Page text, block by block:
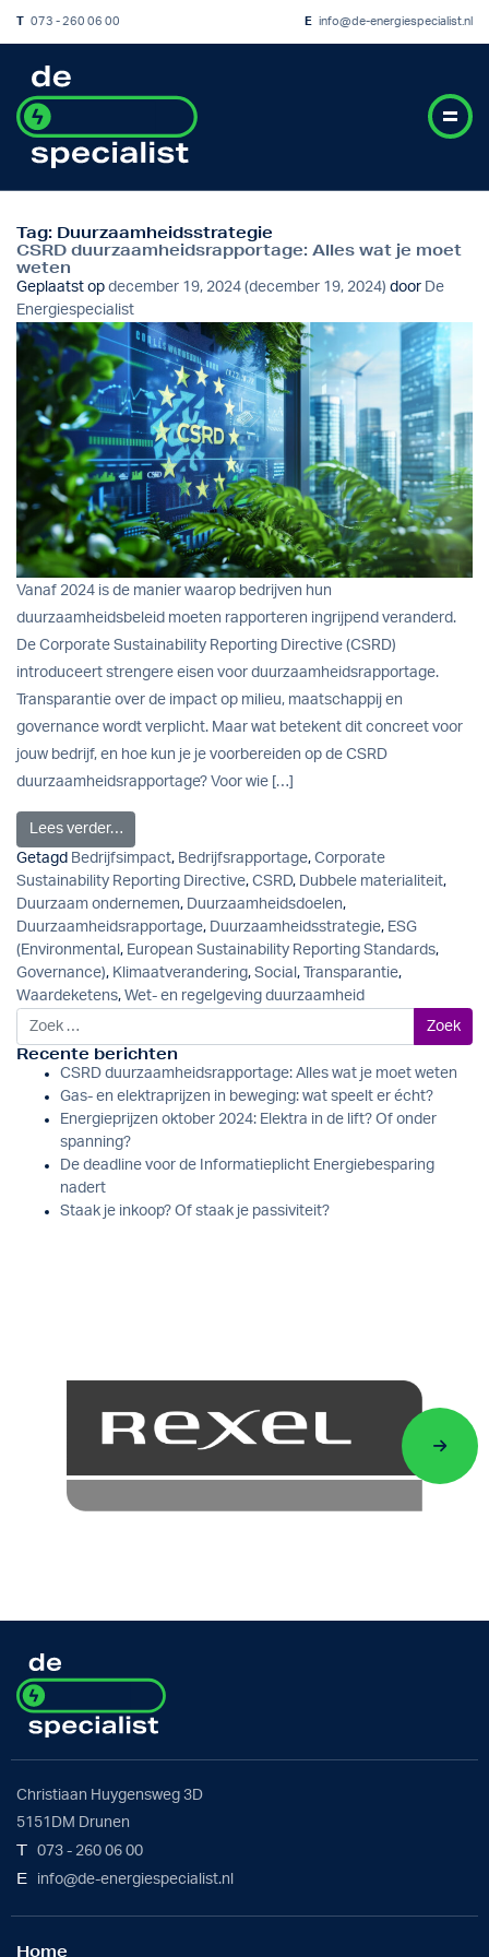
073 - 260 06 00 E info@de-energiespecialist.nl
Tag: Duurzaamheidsstrategie
CSRD duurzaamheidsrapportage: Alles wat je moet
weten
Geplaatst op december 19, 2024 (december 19, 2024) door De
Energiespecialist
Vanaf 2024 is de manier waarop bedrijven hun
duurzaamheidsbeleid moeten rapporteren ingrijpend veranderd.
De Corporate Sustainability Reporting Directive (CSRD)
introduceert strengere eisen voor duurzaamheidsrapportage.
Transparantie over de impact op milieu, maatschappij en
governance wordt verplicht. Maar wat betekent dit concreet voor
jouw bedrijf, en hoe kun je je voorbereiden op de CSRD
duurzaamheidsrapportage? Voor wie […]
Lees verder…from CSRD duurzaamheidsrapportage: Alles wat je
Getagd Bedrijfsimpact, Bedrijfsrapportage, Corporate
Sustainability Reporting Directive, CSRD, Dubbele materialiteit,
Duurzaam ondernemen, Duurzaamheidsdoelen,
Duurzaamheidsrapportage, Duurzaamheidsstrategie, ESG
(Environmental , European Sustainability Reporting Standards,
Governance), Klimaatverandering, Social , Transparantie,
Waardeketens, Wet- en regelgeving duurzaamheid
Zoek naar:
Recente berichten
CSRD duurzaamheidsrapportage: Alles wat je moet weten
Gas- en elektraprijzen in beweging: wat speelt er écht?
Energieprijzen oktober 2024: Elektra in de lift? Of onder
spanning?
De deadline voor de Informatieplicht Energiebesparing
nadert
Staak je inkoop? Of staak je passiviteit?
Christiaan Huygensweg 3D
5151DM Drunen
T 073 - 260 06 00
E info@de-energiespecialist.nl
Home